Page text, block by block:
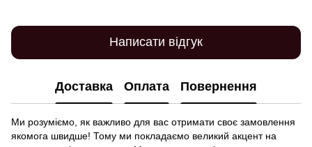
Написати відгук
Доставка Оплата Повернення
Ми розуміємо, як важливо для вас отримати своє замовлення
якомога швидше! Тому ми покладаємо великий акцент на